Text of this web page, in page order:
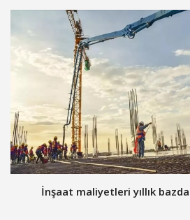
İnşaat maliyetleri yıllık